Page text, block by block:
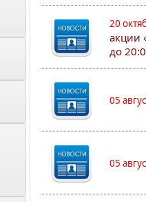
20
акции
до
05
05